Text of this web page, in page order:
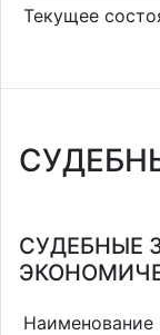
Текущее
СУДЕБНЫЕ
Наименование